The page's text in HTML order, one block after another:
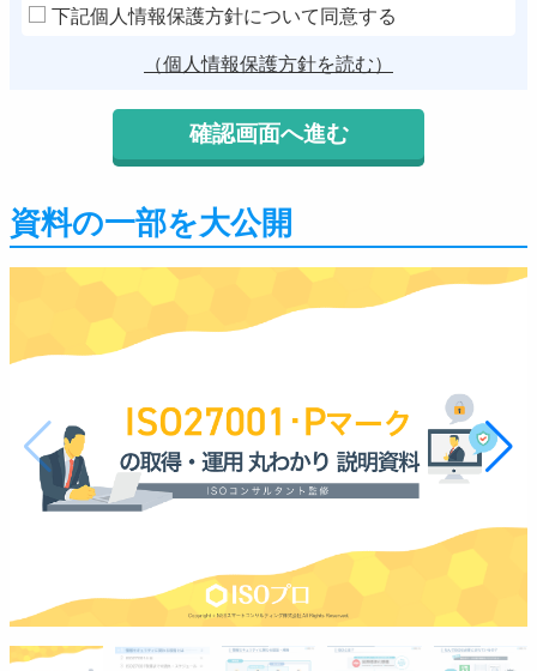
下記個人情報保護方針について同意する
（個人情報保護方針を読む）
資料の一部を大公開